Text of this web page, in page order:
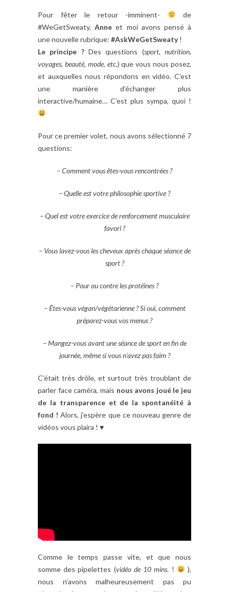
Pour fêter le retour -imminent-
de
#WeGetSweaty,Anne et moi avons pensé à
une nouvelle rubrique: #AskWeGetSweaty!
Le principe ?Des questions (sport, nutrition,
voyages, beauté, mode, etc.) que vous nous posez,
et auxquelles nous répondons en vidéo. C’est
une manière d’échanger plus
interactive/humaine… C’est plus sympa, quoi !
Pour ce premier volet, nous avons sélectionné 7
questions:
– Comment vous êtes-vous rencontrées ?
– Quelle est votre philosophie sportive ?
– Quel est votre exercice de renforcement musculaire
favori ?
– Vous lavez-vous les cheveux après chaque séance de
sport ?
– Pour ou contre les protéines ?
– Êtes-vous végan/végétarienne ? Si oui, comment
préparez-vous vos menus ?
– Mangez-vous avant une séance de sport en fin de
journée, même si vous n’avez pas faim ?
C’était très drôle, et surtout très troublant de
parler face caméra, mais nous avons joué le jeu
de la transparence et de la spontanéité à
fond ! Alors, j’espère que ce nouveau genre de
vidéos vous plaira ! ♥
Comme le temps passe vite, et que nous
somme des pipelettes (vidéo de 10 mins. !
),
nous n’avons malheureusement pas pu